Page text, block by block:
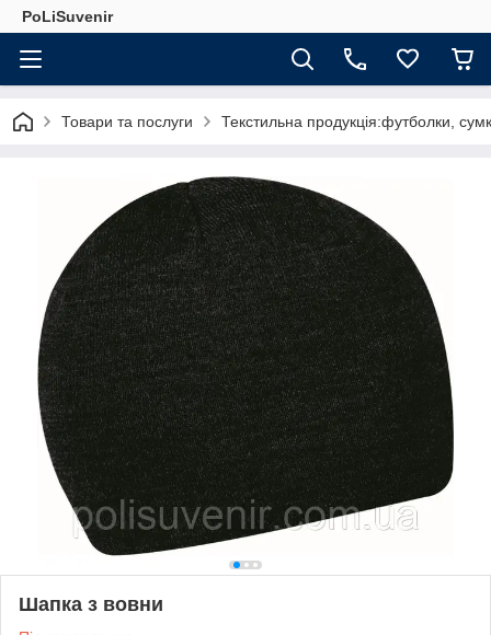
PoLiSuvenir
Товари та послуги Текстильна продукція:футболки,
Шапка з вовни